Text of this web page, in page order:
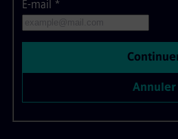
Réinitialiser le mot de passe par
E-mail *
Annuler